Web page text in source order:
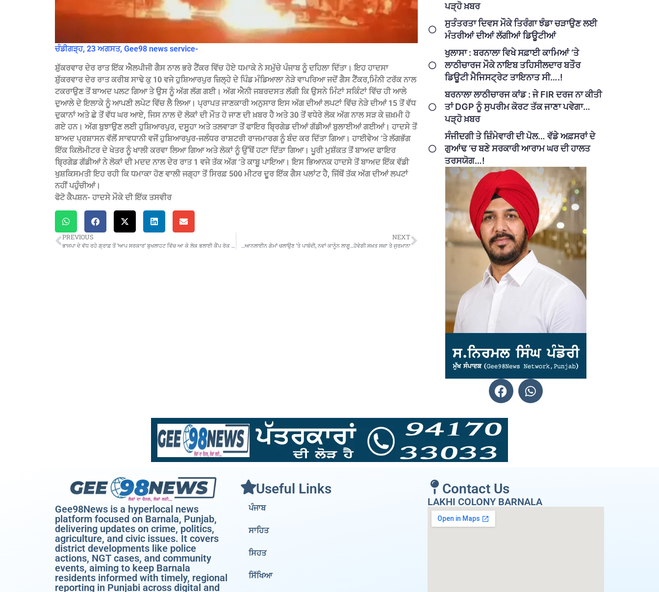
ਚੰਡੀਗੜ੍ਹ, 23 ਅਗਸਤ, Gee98 news service-
ਸ਼ੁੱਕਰਵਾਰ ਦੇਰ ਰਾਤ ਇੱਕ ਐਲਪੀਜੀ ਗੈਸ ਨਾਲ ਭਰੇ ਟੈਂਕਰ ਵਿੱਚ ਹੋਏ ਧਮਾਕੇ ਨੇ ਸਮੁੱਚੇ ਪੰਜਾਬ ਨੂੰ ਦਹਿਲਾ ਦਿੱਤਾ। ਇਹ ਹਾਦਸਾ
ਸ਼ੁੱਕਰਵਾਰ ਦੇਰ ਰਾਤ ਕਰੀਬ ਸਾਢੇ ਕੁ 10 ਵਜੇ ਹੁਸ਼ਿਆਰਪੁਰ ਜ਼ਿਲ੍ਹੇ ਦੇ ਪਿੰਡ ਮੰਡਿਆਲਾ ਨੇੜੇ ਵਾਪਰਿਆ ਜਦੋਂ ਗੈਸ ਟੈਂਕਰ,ਮਿੰਨੀ ਟਰੱਕ ਨਾਲ
ਟਕਰਾਉਣ ਤੋਂ ਬਾਅਦ ਪਲਟ ਗਿਆ ਤੇ ਉਸ ਨੂੰ ਅੱਗ ਲੱਗ ਗਈ। ਅੱਗ ਐਨੀ ਜਬਰਦਸਤ ਲੱਗੀ ਕਿ ਉਸਨੇ ਮਿੰਟਾਂ ਸਕਿੰਟਾਂ ਵਿੱਚ ਹੀ ਆਲੇ
ਦੁਆਲੇ ਦੇ ਇਲਾਕੇ ਨੂੰ ਆਪਣੀ ਲਪੇਟ ਵਿੱਚ ਲੈ ਲਿਆ। ਪ੍ਰਾਪਤ ਜਾਣਕਾਰੀ ਅਨੁਸਾਰ ਇਸ ਅੱਗ ਦੀਆਂ ਲਪਟਾਂ ਵਿੱਚ ਨੇੜੇ ਦੀਆਂ 15 ਤੋਂ ਵੱਧ
ਦੁਕਾਨਾਂ ਅਤੇ ਛੇ ਤੋਂ ਵੱਧ ਘਰ ਆਏ, ਜਿਸ ਨਾਲ ਦੋ ਲੋਕਾਂ ਦੀ ਮੌਤ ਹੋ ਜਾਣ ਦੀ ਖ਼ਬਰ ਹੈ ਅਤੇ 30 ਤੋਂ ਵਧੇਰੇ ਲੋਕ ਅੱਗ ਨਾਲ ਸੜ ਕੇ ਜ਼ਖ਼ਮੀ ਹੋ
ਗਏ ਹਨ। ਅੱਗ ਬੁਝਾਉਣ ਲਈ ਹੁਸ਼ਿਆਰਪੁਰ, ਦਸੂਹਾ ਅਤੇ ਤਲਵਾੜਾ ਤੋਂ ਫਾਇਰ ਬ੍ਰਿਗੇਡ ਦੀਆਂ ਗੱਡੀਆਂ ਬੁਲਾਈਆਂ ਗਈਆਂ। ਹਾਦਸੇ ਤੋਂ
ਬਾਅਦ ਪ੍ਰਸ਼ਾਸਨ ਵੱਲੋਂ ਸਾਵਧਾਨੀ ਵਜੋਂ ਹੁਸ਼ਿਆਰਪੁਰ-ਜਲੰਧਰ ਰਾਸ਼ਟਰੀ ਰਾਜਮਾਰਗ ਨੂੰ ਬੰਦ ਕਰ ਦਿੱਤਾ ਗਿਆ। ਹਾਈਵੇਅ ‘ਤੇ ਲੱਗਭੱਗ
ਇੱਕ ਕਿਲੋਮੀਟਰ ਦੇ ਖੇਤਰ ਨੂੰ ਖਾਲੀ ਕਰਵਾ ਲਿਆ ਗਿਆ ਅਤੇ ਲੋਕਾਂ ਨੂੰ ਉੱਥੋਂ ਹਟਾ ਦਿੱਤਾ ਗਿਆ। ਪੂਰੀ ਮੁਸ਼ੱਕਤ ਤੋਂ ਬਾਅਦ ਫਾਇਰ
ਬ੍ਰਿਗੇਡ ਗੱਡੀਆਂ ਨੇ ਲੋਕਾਂ ਦੀ ਮਦਦ ਨਾਲ ਦੇਰ ਰਾਤ 1 ਵਜੇ ਤੱਕ ਅੱਗ ‘ਤੇ ਕਾਬੂ ਪਾਇਆ। ਇਸ ਭਿਆਨਕ ਹਾਦਸੇ ਤੋਂ ਬਾਅਦ ਇੱਕ ਵੱਡੀ
ਖੁਸ਼ਕਿਸਮਤੀ ਇਹ ਰਹੀ ਕਿ ਧਮਾਕਾ ਹੋਣ ਵਾਲੀ ਜਗ੍ਹਾ ਤੋਂ ਸਿਰਫ਼ 500 ਮੀਟਰ ਦੂਰ ਇੱਕ ਗੈਸ ਪਲਾਂਟ ਹੈ, ਜਿੱਥੋਂ ਤੱਕ ਅੱਗ ਦੀਆਂ ਲਪਟਾਂ
ਨਹੀਂ ਪਹੁੰਚੀਆਂ।
ਫੋਟੋ ਕੈਪਸ਼ਨ- ਹਾਦਸੇ ਮੌਕੇ ਦੀ ਇੱਕ ਤਸਵੀਰ
PREVIOUS
ਭਾਜਪਾ ਦੇ ਵੱਧ ਰਹੇ ਗ੍ਰਾਫ਼ ਤੋਂ ‘ਆਪ ਸਰਕਾਰ’ ਬੁਖਲਾਹਟ ਵਿੱਚ ਆ ਕੇ ਲੋਕ ਭਲਾਈ ਕੈਂਪ ਰੋਕ ਰਹੀ ਹੈ-ਕੇਵਲ ਸਿੰਘ ਢਿੱਲੋਂ
NEXT
…ਆਨਲਾਈਨ ਗੇਮਾਂ ਚਲਾਉਣ ‘ਤੇ ਪਾਬੰਦੀ, ਨਵਾਂ ਕਾਨੂੰਨ ਲਾਗੂ…ਹੋਵੇਗੀ ਸਖ਼ਤ ਸਜ਼ਾ ਤੇ ਜੁਰਮਾਨਾ
ਪੜ੍ਹੋ ਖ਼ਬਰ
ਸੁਤੰਤਰਤਾ ਦਿਵਸ ਮੌਕੇ ਤਿਰੰਗਾ ਝੰਡਾ ਚੜਾਉਣ ਲਈ
ਮੰਤਰੀਆਂ ਦੀਆਂ ਲੱਗੀਆਂ ਡਿਊਟੀਆਂ
ਖੁਲਾਸਾ : ਬਰਨਾਲਾ ਵਿਖੇ ਸਫ਼ਾਈ ਕਾਮਿਆਂ ‘ਤੇ
ਲਾਠੀਚਾਰਜ ਮੌਕੇ ਨਾਇਬ ਤਹਿਸੀਲਦਾਰ ਬਤੌਰ
ਡਿਊਟੀ ਮੈਜਿਸਟ੍ਰੇਟ ਤਾਇਨਾਤ ਸੀ….!
ਬਰਨਾਲਾ ਲਾਠੀਚਾਰਜ ਕਾਂਡ : ਜੇ FIR ਦਰਜ ਨਾ ਕੀਤੀ
ਤਾਂ DGP ਨੂੰ ਸੁਪਰੀਮ ਕੋਰਟ ਤੱਕ ਜਾਣਾ ਪਵੇਗਾ…
ਪੜ੍ਹੋ ਖ਼ਬਰ
ਸੰਜੀਦਗੀ ਤੇ ਜ਼ਿੰਮੇਵਾਰੀ ਦੀ ਪੋਲ… ਵੱਡੇ ਅਫ਼ਸਰਾਂ ਦੇ
ਗੁਆਂਢ ‘ਚ ਬਣੇ ਸਰਕਾਰੀ ਆਰਾਮ ਘਰ ਦੀ ਹਾਲਤ
ਤਰਸਯੋਗ…!
Gee98News is a hyperlocal news
platform focused on Barnala, Punjab,
delivering updates on crime, politics,
agriculture, and civic issues. It covers
district developments like police
actions, NGT cases, and community
events, aiming to keep Barnala
residents informed with timely, regional
reporting in Punjabi across digital and
Useful Links
ਪੰਜਾਬ
ਸਾਹਿਤ
ਸਿਹਤ
ਸਿੱਖਿਆ
Contact Us
LAKHI COLONY BARNALA